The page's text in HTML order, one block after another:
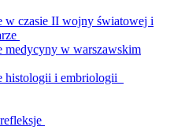
w czasie II wojny światowej i
medycyny w warszawskim
histologii i embriologii